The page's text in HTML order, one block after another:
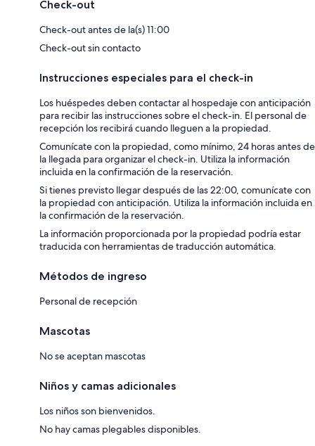
Check-out
Check-out antes de la(s) 11:00
Check-out sin contacto
Instrucciones especiales para el check-in
Los huéspedes deben contactar al hospedaje con anticipación
para recibir las instrucciones sobre el check-in. El personal de
recepción los recibirá cuando lleguen a la propiedad.
Comunícate con la propiedad, como mínimo, 24 horas antes de
la llegada para organizar el check-in. Utiliza la información
incluida en la confirmación de la reservación.
Si tienes previsto llegar después de las 22:00, comunícate con
la propiedad con anticipación. Utiliza la información incluida en
la confirmación de la reservación.
La información proporcionada por la propiedad podría estar
traducida con herramientas de traducción automática.
Métodos de ingreso
Personal de recepción
Mascotas
No se aceptan mascotas
Niños y camas adicionales
Los niños son bienvenidos.
No hay camas plegables disponibles.